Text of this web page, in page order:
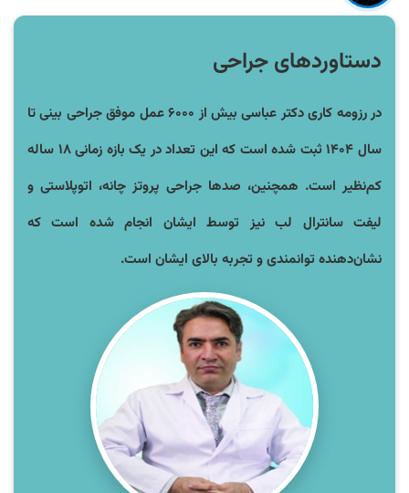
دستاوردهای جراحی
در رزومه کاری دکتر عباسی بیش از ۶۰۰۰ عمل موفق جراحی بینی تا
سال ۱۴۰۴ ثبت شده است که این تعداد در یک بازه زمانی ۱۸ ساله
کم‌نظیر است. همچنین، صدها جراحی پروتز چانه، اتوپلاستی و
لیفت سانترال لب نیز توسط ایشان انجام شده است که
نشان‌دهنده توانمندی و تجربه بالای ایشان است.